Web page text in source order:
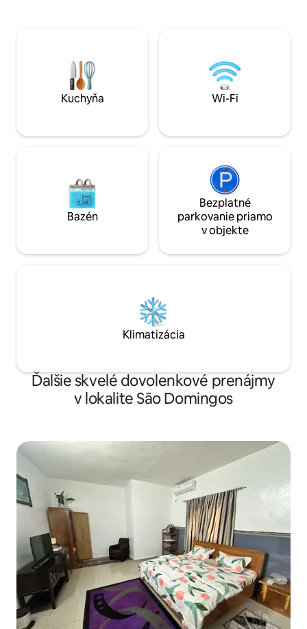
výletov v okolí: pešia turistika, cyklistika,
kanoistika, rybárčenie, paddleboarding...
Raňajky na požiadanie.
Kuchyňa Wi-Fi
Bazén
Bezplatné
parkovanie priamo
v objekte
Klimatizácia
Ďalšie skvelé dovolenkové prenájmy
v lokalite São Domingos